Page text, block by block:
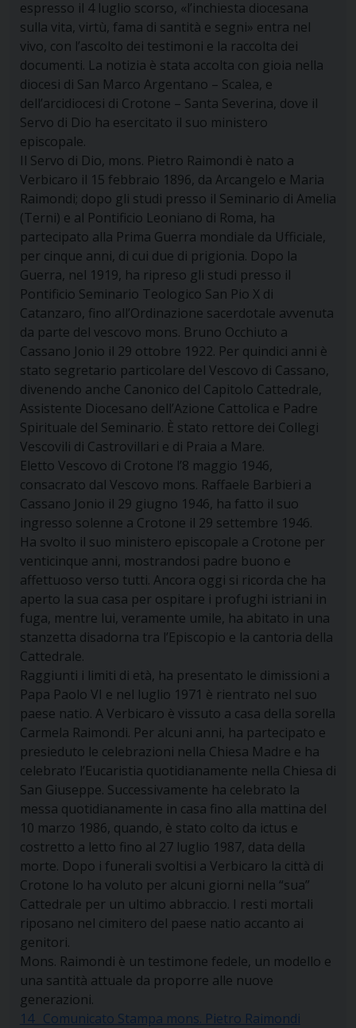
espresso il 4 luglio scorso, «l’inchiesta diocesana
sulla vita, virtù, fama di santità e segni» entra nel
vivo, con l’ascolto dei testimoni e la raccolta dei
documenti. La notizia è stata accolta con gioia nella
diocesi di San Marco Argentano – Scalea, e
dell’arcidiocesi di Crotone – Santa Severina, dove il
Servo di Dio ha esercitato il suo ministero
episcopale.
Il Servo di Dio, mons. Pietro Raimondi è nato a
Verbicaro il 15 febbraio 1896, da Arcangelo e Maria
Raimondi; dopo gli studi presso il Seminario di Amelia
(Terni) e al Pontificio Leoniano di Roma, ha
partecipato alla Prima Guerra mondiale da Ufficiale,
per cinque anni, di cui due di prigionia. Dopo la
Guerra, nel 1919, ha ripreso gli studi presso il
Pontificio Seminario Teologico San Pio X di
Catanzaro, fino all’Ordinazione sacerdotale avvenuta
da parte del vescovo mons. Bruno Occhiuto a
Cassano Jonio il 29 ottobre 1922. Per quindici anni è
stato segretario particolare del Vescovo di Cassano,
divenendo anche Canonico del Capitolo Cattedrale,
Assistente Diocesano dell’Azione Cattolica e Padre
Spirituale del Seminario. È stato rettore dei Collegi
Vescovili di Castrovillari e di Praia a Mare.
Eletto Vescovo di Crotone l’8 maggio 1946,
consacrato dal Vescovo mons. Raffaele Barbieri a
Cassano Jonio il 29 giugno 1946, ha fatto il suo
ingresso solenne a Crotone il 29 settembre 1946.
Ha svolto il suo ministero episcopale a Crotone per
venticinque anni, mostrandosi padre buono e
affettuoso verso tutti. Ancora oggi si ricorda che ha
aperto la sua casa per ospitare i profughi istriani in
fuga, mentre lui, veramente umile, ha abitato in una
stanzetta disadorna tra l’Episcopio e la cantoria della
Cattedrale.
Raggiunti i limiti di età, ha presentato le dimissioni a
Papa Paolo VI e nel luglio 1971 è rientrato nel suo
paese natio. A Verbicaro è vissuto a casa della sorella
Carmela Raimondi. Per alcuni anni, ha partecipato e
presieduto le celebrazioni nella Chiesa Madre e ha
celebrato l’Eucaristia quotidianamente nella Chiesa di
San Giuseppe. Successivamente ha celebrato la
messa quotidianamente in casa fino alla mattina del
10 marzo 1986, quando, è stato colto da ictus e
costretto a letto fino al 27 luglio 1987, data della
morte. Dopo i funerali svoltisi a Verbicaro la città di
Crotone lo ha voluto per alcuni giorni nella “sua”
Cattedrale per un ultimo abbraccio. I resti mortali
riposano nel cimitero del paese natio accanto ai
genitori.
Mons. Raimondi è un testimone fedele, un modello e
una santità attuale da proporre alle nuove
generazioni.
14_ Comunicato Stampa mons. Pietro Raimondi